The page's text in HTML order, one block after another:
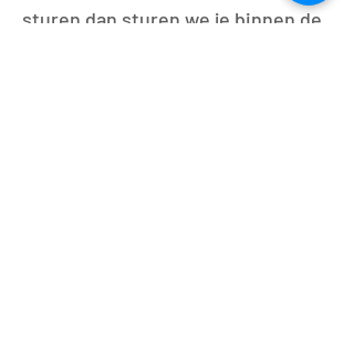
sturen dan sturen we je binnen de